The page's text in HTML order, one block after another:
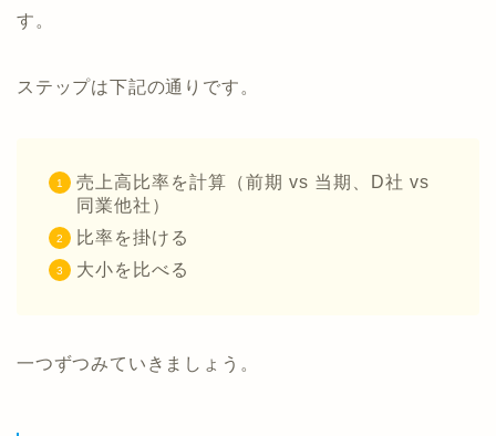
す。
ステップは下記の通りです。
売上高比率を計算（前期 vs 当期、D社 vs
同業他社）
比率を掛ける
大小を比べる
一つずつみていきましょう。